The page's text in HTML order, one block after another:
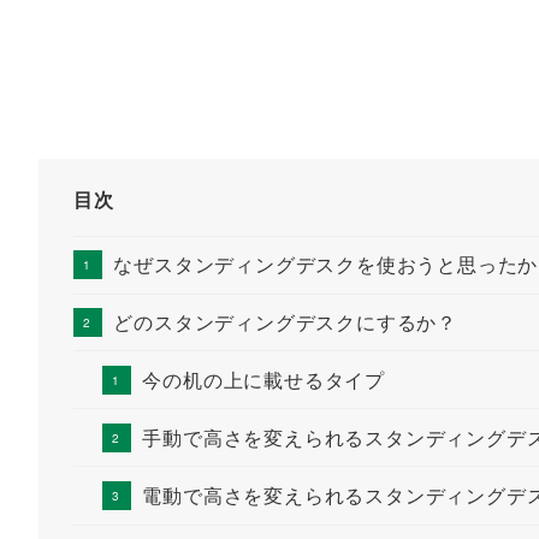
目次
なぜスタンディングデスクを使おうと思ったか
どのスタンディングデスクにするか？
今の机の上に載せるタイプ
手動で高さを変えられるスタンディングデ
電動で高さを変えられるスタンディングデ